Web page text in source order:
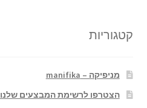
קטגוריות
מניפיקה – manifika
הצטרפו לרשימת המבצעים שלנו